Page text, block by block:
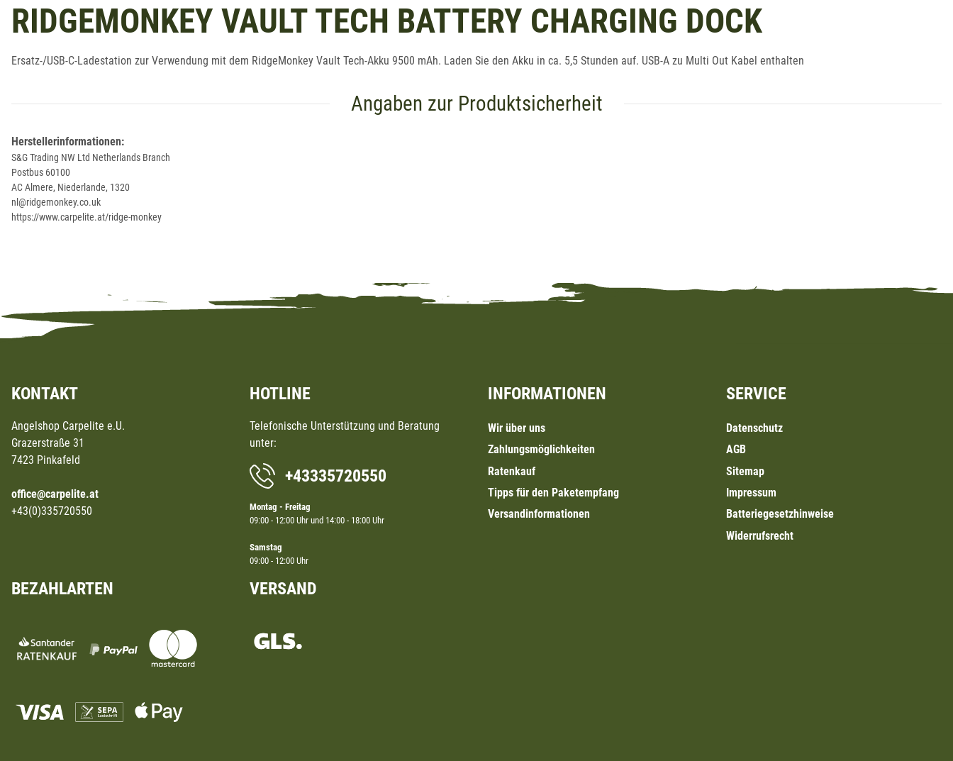
RIDGEMONKEY VAULT TECH BATTERY CHARGING DOCK
Ersatz-/USB-C-Ladestation zur Verwendung mit dem RidgeMonkey Vault Tech-Akku 9500 mAh. Laden Sie den Akku in ca. 5,5 Stunden auf. USB-A zu Multi Out Kabel enthalten
Angaben zur Produktsicherheit
Herstellerinformationen:
S&G Trading NW Ltd Netherlands Branch
Postbus 60100
AC Almere, Niederlande, 1320
nl@ridgemonkey.co.uk
https://www.carpelite.at/ridge-monkey
KONTAKT
Angelshop Carpelite e.U.
Grazerstraße 31
7423 Pinkafeld
office@carpelite.at
+43(0)335720550
HOTLINE
Telefonische Unterstützung und Beratung
unter:
+43335720550
Montag - Freitag
09:00 - 12:00 Uhr und 14:00 - 18:00 Uhr
Samstag
09:00 - 12:00 Uhr
INFORMATIONEN
Wir über uns
Zahlungsmöglichkeiten
Ratenkauf
Tipps für den Paketempfang
Versandinformationen
SERVICE
Datenschutz
AGB
Sitemap
Impressum
Batteriegesetzhinweise
Widerrufsrecht
BEZAHLARTEN VERSAND